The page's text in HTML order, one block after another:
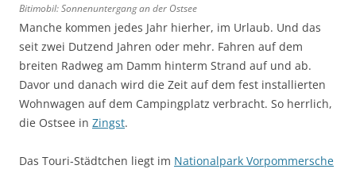
Bitimobil: Sonnenuntergang an der Ostsee
Manche kommen jedes Jahr hierher, im Urlaub. Und das
seit zwei Dutzend Jahren oder mehr. Fahren auf dem
breiten Radweg am Damm hinterm Strand auf und ab.
Davor und danach wird die Zeit auf dem fest installierten
Wohnwagen auf dem Campingplatz verbracht. So herrlich,
die Ostsee in Zingst.
Das Touri-Städtchen liegt im Nationalpark Vorpommersche